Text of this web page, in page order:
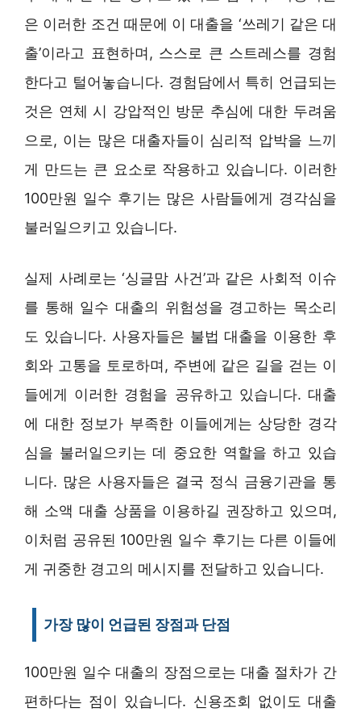
은 이러한 조건 때문에 이 대출을 ‘쓰레기 같은 대
출’이라고 표현하며, 스스로 큰 스트레스를 경험
한다고 털어놓습니다. 경험담에서 특히 언급되는
것은 연체 시 강압적인 방문 추심에 대한 두려움
으로, 이는 많은 대출자들이 심리적 압박을 느끼
게 만드는 큰 요소로 작용하고 있습니다. 이러한
100만원 일수 후기는 많은 사람들에게 경각심을
불러일으키고 있습니다.
실제 사례로는 ‘싱글맘 사건’과 같은 사회적 이슈
를 통해 일수 대출의 위험성을 경고하는 목소리
도 있습니다. 사용자들은 불법 대출을 이용한 후
회와 고통을 토로하며, 주변에 같은 길을 걷는 이
들에게 이러한 경험을 공유하고 있습니다. 대출
에 대한 정보가 부족한 이들에게는 상당한 경각
심을 불러일으키는 데 중요한 역할을 하고 있습
니다. 많은 사용자들은 결국 정식 금융기관을 통
해 소액 대출 상품을 이용하길 권장하고 있으며,
이처럼 공유된 100만원 일수 후기는 다른 이들에
게 귀중한 경고의 메시지를 전달하고 있습니다.
가장 많이 언급된 장점과 단점
100만원 일수 대출의 장점으로는 대출 절차가 간
편하다는 점이 있습니다. 신용조회 없이도 대출